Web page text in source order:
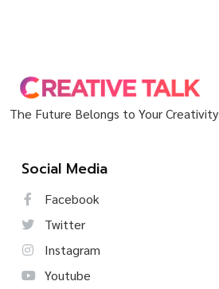
The Future Belongs to Your Creativity
Social Media
Facebook
Twitter
Instagram
Youtube